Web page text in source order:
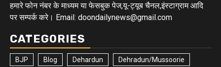
हमारे फोन नंबर के माध्यम या फेसबुक पेज,यू-ट्यूब चैनल,इंस्टाग्राम आदि
पर सम्पर्क करे। Email: doondailynews@gmail.com
CATEGORIES
BJP Blog Dehardun Dehradun/Mussoorie